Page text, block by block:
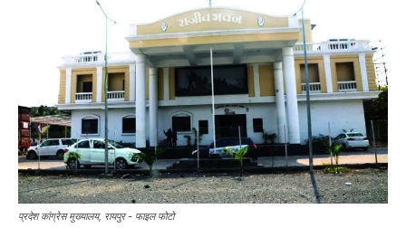
प्रदेश कांग्रेस मुख्यालय, रायपुर - फाइल फोटो